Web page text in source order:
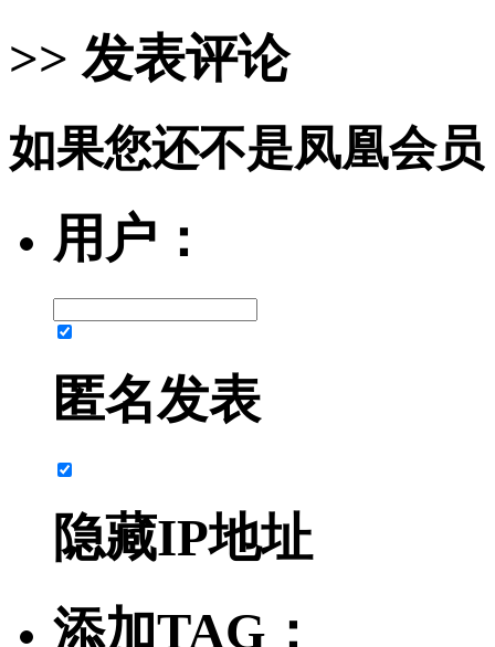
>> 发表评论
如果您还不是凤凰会
用户：
匿名发表
隐藏IP地址
添加TAG：